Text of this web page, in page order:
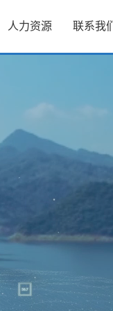
人力资源 联系我们